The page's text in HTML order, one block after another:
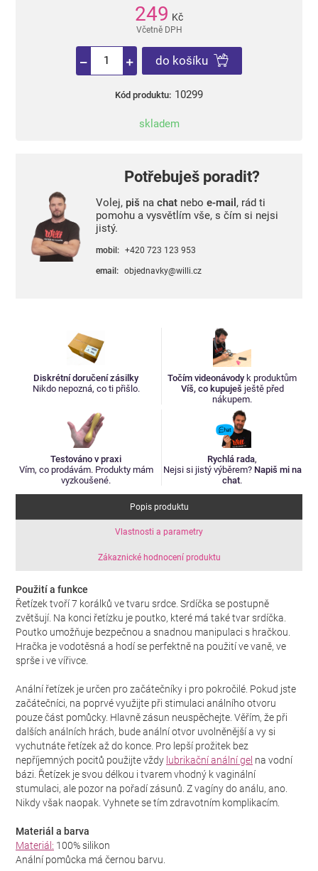
249 Kč
Včetně DPH
do košíku
Kód produktu: 10299
skladem
Potřebuješ poradit?
Volej, piš na chatnebo e-mail , rád ti
pomohu a vysvětlím vše, s čím si nejsi
jistý.
mobil: +420 723 123 953
email: objednavky@willi.cz
Diskrétní doručení zásilky
Nikdo nepozná, co ti přišlo.
Točím videonávody k produktům
Víš, co kupuješ ještě před
nákupem.
Testováno v praxi
Vím, co prodávám. Produkty mám
vyzkoušené.
Rychlá rada,
Nejsi si jistý výběrem? Napiš mi na
chat.
Popis produktu
Vlastnosti a parametry
Zákaznické hodnocení produktu
Použití a funkce
Řetízek tvoří 7 korálků ve tvaru srdce. Srdíčka se postupně
zvětšují. Na konci řetízku je poutko, které má také tvar srdíčka.
Poutko umožňuje bezpečnou a snadnou manipulaci s hračkou.
Hračka je vodotěsná a hodí se perfektně na použití ve vaně, ve
sprše i ve vířivce.
Anální řetízek je určen pro začátečníky i pro pokročilé. Pokud jste
začátečníci, na poprvé využijte při stimulaci análního otvoru
pouze část pomůcky. Hlavně zásun neuspěchejte. Věřím, že při
dalších análních hrách, bude anální otvor uvolněnější a vy si
vychutnáte řetízek až do konce. Pro lepší prožitek bez
nepříjemných pocitů použijte vždy lubrikační anální gel na vodní
bázi. Řetízek je svou délkou i tvarem vhodný k vaginální
stumulaci, ale pozor na pořadí zásunů. Z vagíny do análu, ano.
Nikdy však naopak. Vyhnete se tím zdravotním komplikacím.
Materiál a barva
Materiál: 100% silikon
Anální pomůcka má černou barvu.